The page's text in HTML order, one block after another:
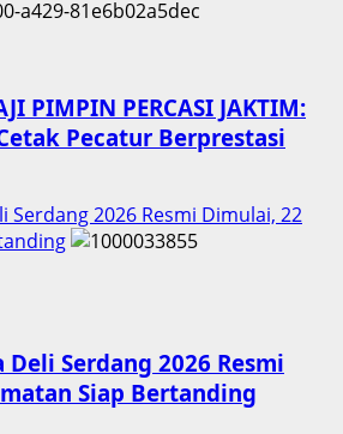
PIMPIN PERCASI JAKTIM:
Pecatur Berprestasi
Serdang 2026 Resmi Dimulai, 22
Serdang 2026 Resmi
Siap Bertanding